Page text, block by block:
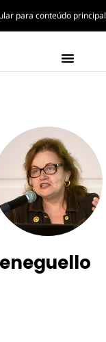
para conteúdo principal